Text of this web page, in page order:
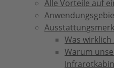
Alle Vorteile auf
Was wirklich
Warum